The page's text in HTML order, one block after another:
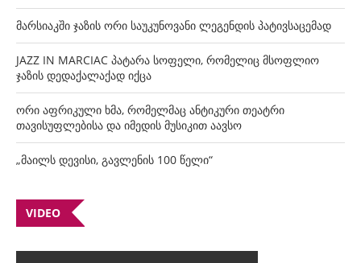
მარსიაკში ჯაზის ორი საუკუნოვანი ლეგენდის პატივსაცემად
JAZZ IN MARCIAC პატარა სოფელი, რომელიც მსოფლიო
ჯაზის დედაქალაქად იქცა
ორი აფრიკული ხმა, რომელმაც ანტიკური თეატრი
თავისუფლებისა და იმედის მუსიკით აავსო
„მაილს დევისი, გავლენის 100 წელი“
VIDEO